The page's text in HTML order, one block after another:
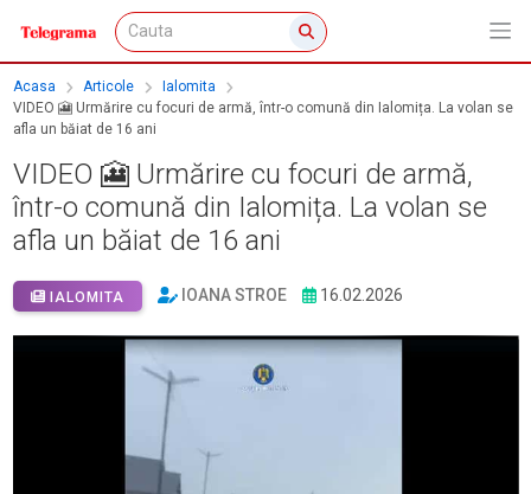
Acasa Articole
Ialomita
VIDEO 🎦 Urmărire cu focuri de armă, într-o comună din Ialomița. La volan se
afla un băiat de 16 ani
VIDEO 🎦 Urmărire cu focuri de armă,
într-o comună din Ialomița. La volan se
afla un băiat de 16 ani
IALOMITA IOANA STROE 16.02.2026